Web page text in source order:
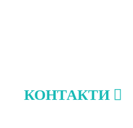
КОНТАКТИ